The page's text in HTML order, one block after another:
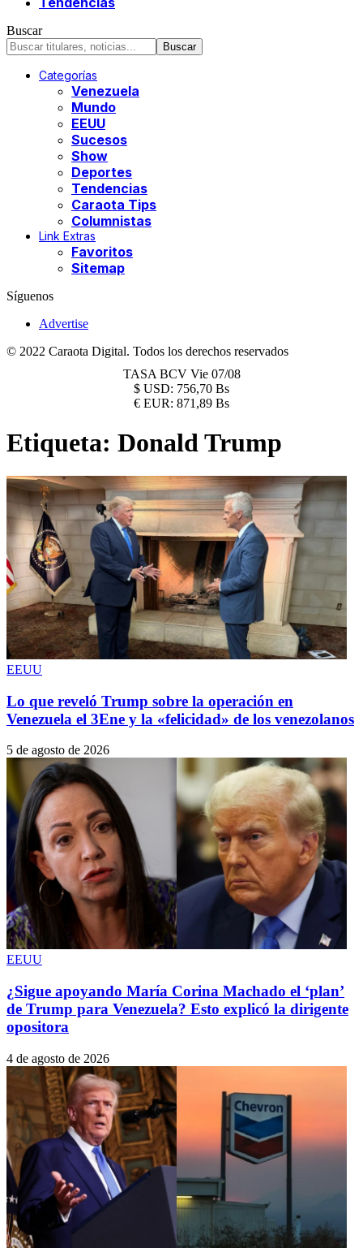
Buscar
Categorías
Venezuela
Mundo
EEUU
Sucesos
Show
Deportes
Tendencias
Caraota Tips
Columnistas
Link Extras
Favoritos
Sitemap
Síguenos
Advertise
© 2022 Caraota Digital. Todos los derechos reservados
TASA BCV Vie 07/08
$ USD: 756,70 Bs
€ EUR: 871,89 Bs
Etiqueta: Donald Trump
EEUU
Lo que reveló Trump sobre la operación en
Venezuela el 3Ene y la «felicidad» de los venezolanos
5 de agosto de 2026
EEUU
¿Sigue apoyando María Corina Machado el ‘plan’
de Trump para Venezuela? Esto explicó la dirigente
opositora
4 de agosto de 2026